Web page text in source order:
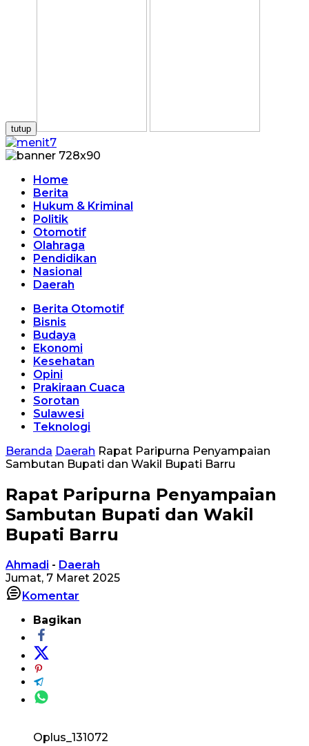
tutup
Home
Berita
Hukum & Kriminal
Politik
Otomotif
Olahraga
Pendidikan
Nasional
Daerah
Berita Otomotif
Bisnis
Budaya
Ekonomi
Kesehatan
Opini
Prakiraan Cuaca
Sorotan
Sulawesi
Teknologi
Beranda Daerah Rapat Paripurna Penyampaian
Sambutan Bupati dan Wakil Bupati Barru
Rapat Paripurna Penyampaian
Sambutan Bupati dan Wakil
Bupati Barru
Ahmadi - Daerah
Jumat, 7 Maret 2025
Komentar
Bagikan
Oplus_131072